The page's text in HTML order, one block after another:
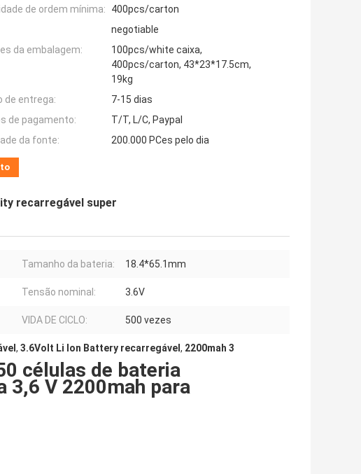
de ordem mínima:
400pcs/carton
negotiable
da embalagem:
100pcs/white caixa,
400pcs/carton, 43*23*17.5cm,
19kg
de entrega:
7-15 dias
de pagamento:
T/T, L/C, Paypal
da fonte:
200.000 PCes pelo dia
recarregável super
Tamanho da bateria: 18.4*65.1mm
Tensão nominal: 3.6V
VIDA DE CICLO: 500 vezes
, 3.6Volt Li Ion Battery recarregável , 2200mah 3
células de bateria
3,6 V 2200mah para